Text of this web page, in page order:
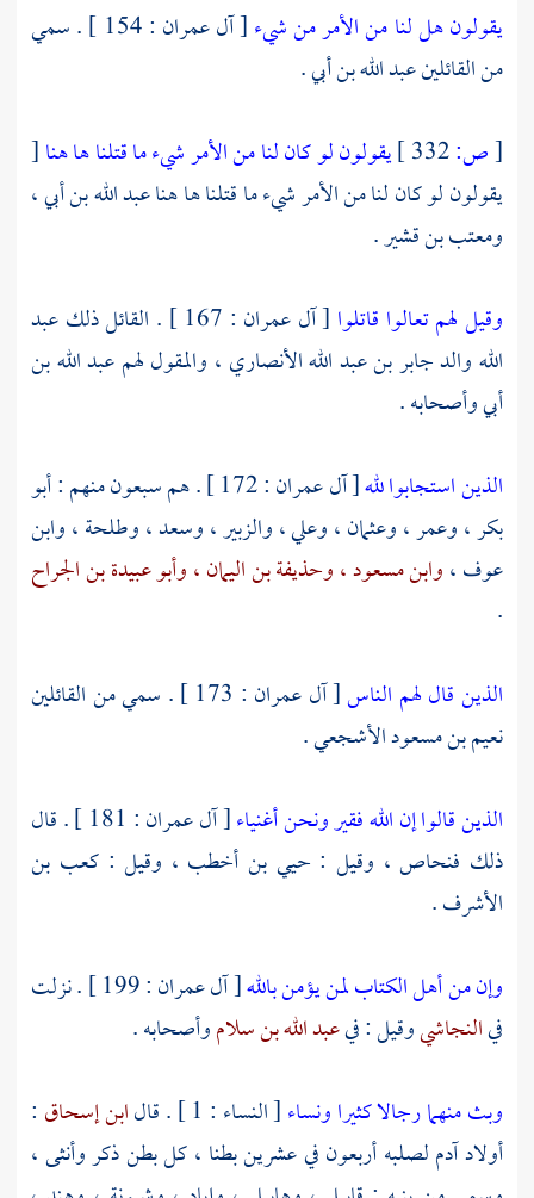
يقولون هل لنا من الأمر من شيء
[ آل عمران : 154 ] . سمي
من القائلينعبد الله بن أبي.
[ص: يقولون لو كان لنا من الأمر شيء ما قتلنا ها هنا[
يقولون لو كان لنا من الأمر شيء ما قتلنا ها هناعبد الله بن أبي ،
ومعتب بن قشير.
وقيل لهم تعالوا قاتلوا [ آل عمران : 167 ] . القائل ذلك
عبد
الله والد جابر بن عبد الله الأنصاري ، والمقول لهمعبد الله بن
أبيوأصحابه .
الذين استجابوا لله[ آل عمران : 172 ] . هم سبعون منهم :
أبو
بكر ،وعمر ،وعثمان ،وعلي ،والزبير ،وسعد ،وطلحة ،وابن
عوف ،وابن مسعود ،وحذيفة بن اليمان ،وأبو عبيدة بن الجراح
.
الذين قال لهم الناس[ آل عمران : 173 ] . سمي من القائلين
نعيم بن مسعود الأشجعي.
الذين قالوا إن الله فقير ونحن أغنياء
[ آل عمران : 181 ] . قال
ذلك فنحاص ، وقيل : حيي بن أخطب ، وقيل :كعب بن
الأشرف.
وإن من أهل الكتاب لمن يؤمن بالله
[ آل عمران : 199 ] . نزلت
فيالنجاشيوقيل : فيعبد الله بن سلاموأصحابه .
وبث منهما رجالا كثيرا ونساء[ النساء : 1 ] . قال ابن إسحاق :
أولادآدملصلبه أربعون في عشرين بطنا ، كل بطن ذكر وأنثى ،